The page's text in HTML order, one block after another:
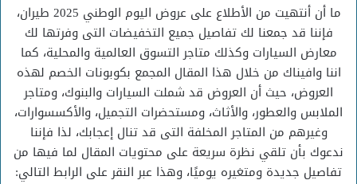
ما أن أنتهيت من الأطلاع على عروض اليوم الوطني 2025 طيران،
فإننا قد جمعنا لك تفاصيل جميع التخفيضات التى وفرتها لك
معارض السيارات وكذلك متاجر التسوق العالمية والمحلية، كما
اننا وافيناك من خلال هذا المقال المجمع بكوبونات الخصم لهذه
العروض، حيث أن العروض قد شملت السيارات والبنوك، ومتاجر
الملابس والعطور، والأثاث، ومستحضرات التجميل، والأكسسوارات،
وغيرهم من المتاجر المخلفة التى قد تنال إعجابك، لذا فإننا
ندعوك بأن تلقي نظرة سريعة على محتويات المقال لما فيها من
تفاصيل جديدة ومتغيره يوميًا، وهذا عبر النقر على الرابط التالي: